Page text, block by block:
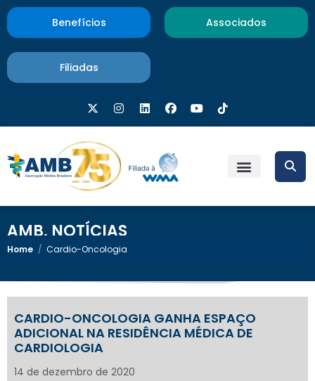
Benefícios Associados
Filiadas
AMB, NOTÍCIAS
Home / Cardio-Oncologia
CARDIO-ONCOLOGIA GANHA ESPAÇO
ADICIONAL NA RESIDÊNCIA MÉDICA DE
CARDIOLOGIA
14 de dezembro de 2020